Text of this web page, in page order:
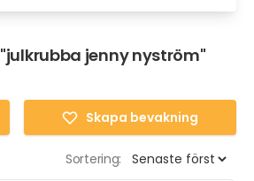
"julkrubba jenny nyström"
Skapa bevakning
Sortering: